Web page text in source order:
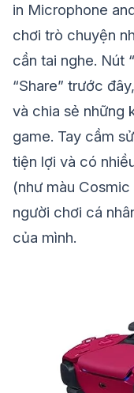
in Microphone
chơi trò chuyện
cần tai nghe. Nút
“Share” trước
và chia sẻ những
game. Tay cầm
tiện lợi và có
(như màu
người chơi cá
của mình.